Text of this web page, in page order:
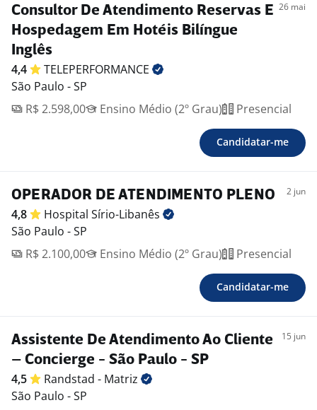
Consultor De Atendimento Reservas E
Hospedagem Em Hotéis Bilíngue
Inglês
26 mai
4,4
TELEPERFORMANCE
São Paulo - SP
R$ 2.598,00
Ensino Médio (2º Grau) Presencial
Candidatar-me
OPERADOR DE ATENDIMENTO PLENO 2 jun
4,8 Hospital Sírio-Libanês
São Paulo - SP
R$ 2.100,00
Ensino Médio (2º Grau) Presencial
Candidatar-me
Assistente De Atendimento Ao Cliente
– Concierge - São Paulo - SP
15 jun
4,5 Randstad - Matriz
São Paulo - SP